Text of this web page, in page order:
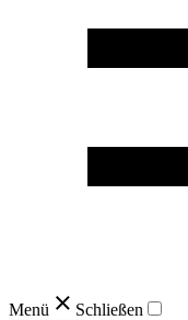
Menü Schließen